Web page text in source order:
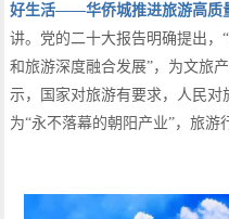
好生活——华侨城推进旅游高质
讲。党的二十大报告明确提出，
和旅游深度融合发展”，为文旅
示，国家对旅游有要求，人民
为“永不落幕的朝阳产业”，旅游